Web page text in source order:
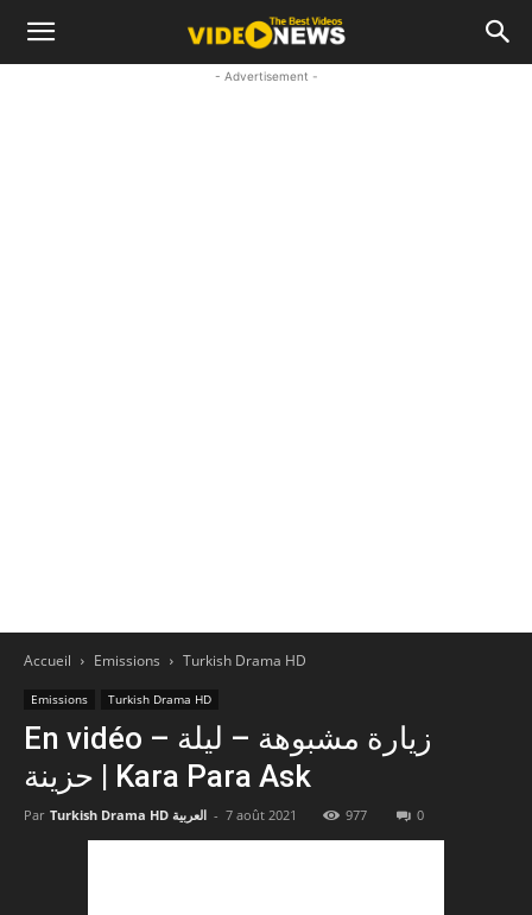
- Advertisement -
Accueil Emissions Turkish Drama HD
Emissions Turkish Drama HD
En vidéo – زيارة مشبوهة – ليلة
حزينة | Kara Para Ask
Par Turkish Drama HD العربية - 7 août 2021 977 0